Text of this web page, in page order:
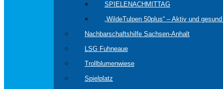
SPIELENACHMITTAG
„WildeTulpen 50plus“ – Aktiv und
Nachbarschaftshilfe Sachsen-Anhalt
LSG Fuhneaue
Trollblumenwiese
Spielplatz